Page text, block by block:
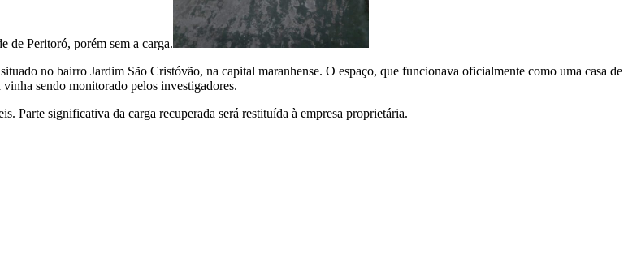
de Peritoró, porém sem a carga.
no bairro Jardim São Cristóvão, na capital maranhense. O espaço, que funcionava oficialmente como uma casa de
sendo monitorado pelos investigadores.
Parte significativa da carga recuperada será restituída à empresa proprietária.